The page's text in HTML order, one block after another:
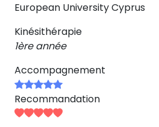
European University Cyprus
Kinésithérapie
1ère année
Accompagnement
Recommandation